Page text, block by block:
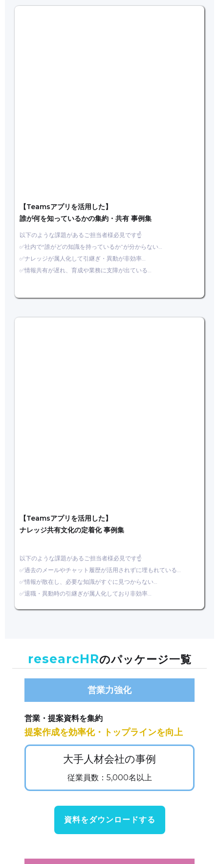
【Teamsアプリを活用した】
誰が何を知っているかの集約・共有 事例集
以下のような課題があるご担当者様必見です☝
✅社内で“誰がどの知識を持っているか”が分からない…
✅ナレッジが属人化して引継ぎ・異動が非効率…
✅情報共有が遅れ、育成や業務に支障が出ている…
【Teamsアプリを活用した】
ナレッジ共有文化の定着化 事例集
以下のような課題があるご担当者様必見です☝
✅過去のメールやチャット履歴が活用されずに埋もれている…
✅情報が散在し、必要な知識がすぐに見つからない…
✅退職・異動時の引継ぎが属人化しており非効率…
researcHRのパッケージ一覧
営業力強化
営業・提案資料を集約
提案作成を効率化・トップラインを向上
大手人材会社の事例
従業員数：5,000名以上
資料をダウンロードする